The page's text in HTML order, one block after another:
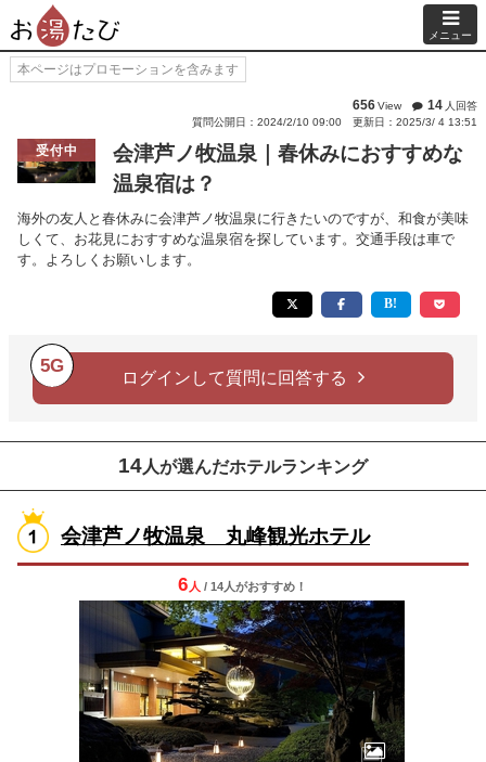
メニュー
本ページはプロモーションを含みます
656View 14 人回答
質問公開日：2024/2/10 09:00
更新日：2025/3/ 4 13:51
受付中
会津芦ノ牧温泉｜春休みにおすすめな
温泉宿は？
海外の友人と春休みに会津芦ノ牧温泉に行きたいのですが、和食が美味
しくて、お花見におすすめな温泉宿を探しています。交通手段は車で
す。よろしくお願いします。
5G
ログインして質問に回答する
14人が選んだホテルランキング
会津芦ノ牧温泉 丸峰観光ホテル
6 人 / 14人がおすすめ！